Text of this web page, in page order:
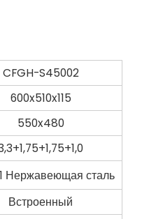
CFGH-S45002
600x510x115
550x480
Нержавеющая сталь
Встроенный